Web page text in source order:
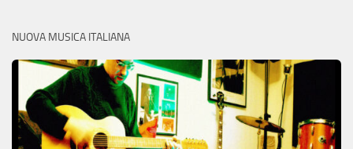
NUOVA MUSICA ITALIANA